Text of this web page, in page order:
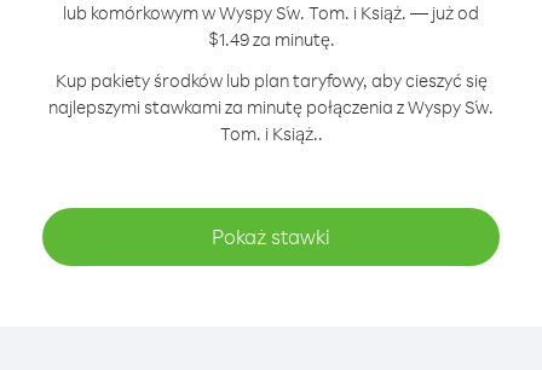
lub komórkowym w Wyspy Św. Tom. i Książ. — już od
$1.49 za minutę.
Kup pakiety środków lub plan taryfowy, aby cieszyć się
najlepszymi stawkami za minutę połączenia z Wyspy Św.
Tom. i Książ..
Pokaż stawki